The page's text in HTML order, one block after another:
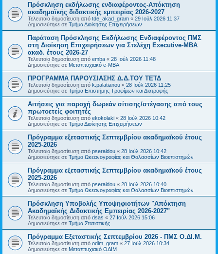
Πρόσκληση εκδήλωσης ενδιαφέροντος-Απόκτηση
ακαδημαϊκής διδακτικής εμπειρίας 2026-2027
Τελευταία δημοσίευση από tde_akad_gram « 29 Ιούλ 2026 11:37
Δημοσιεύτηκε σε Τμήμα Διοίκησης Επιχειρήσεων
Παράταση Πρόσκλησης Εκδήλωσης Ενδιαφέροντος ΠΜΣ
στη Διοίκηση Επιχειρήσεων για Στελέχη Executive-MBΑ
ακαδ. έτους 2026-27
Τελευταία δημοσίευση από emba « 28 Ιούλ 2026 11:48
Δημοσιεύτηκε σε Μεταπτυχιακό e-MBA
ΠΡΟΓΡΑΜΜΑ ΠΑΡΟΥΣΙΑΣΗΣ Δ.Δ.ΤΟΥ ΤΕΤΔ
Τελευταία δημοσίευση από k.palatianou « 28 Ιούλ 2026 11:25
Δημοσιεύτηκε σε Τμήμα Επιστήμης Τροφίμων και Διατροφής
Αιτήσεις για παροχή δωρεάν σίτισης/στέγασης από τους
πρωτοετείς φοιτητές
Τελευταία δημοσίευση από ekokolaki « 28 Ιούλ 2026 10:42
Δημοσιεύτηκε σε Τμήμα Διοίκησης Επιχειρήσεων
Πρόγραμμα εξεταστικής Σεπτεμβρίου ακαδημαϊκού έτους
2025-2026
Τελευταία δημοσίευση από pseraidou « 28 Ιούλ 2026 10:42
Δημοσιεύτηκε σε Τμήμα Ωκεανογραφίας και Θαλασσίων Βιοεπιστημών
Πρόγραμμα εξεταστικής Σεπτεμβρίου ακαδημαϊκού έτους
2025-2026
Τελευταία δημοσίευση από pseraidou « 28 Ιούλ 2026 10:40
Δημοσιεύτηκε σε Τμήμα Ωκεανογραφίας και Θαλασσίων Βιοεπιστημών
Πρόσκληση Υποβολής Υποψηφιοτήτων "Απόκτηση
Ακαδημαϊκής Διδακτικής Εμπειρίας 2026-2027"
Τελευταία δημοσίευση από dsas « 27 Ιούλ 2026 15:06
Δημοσιεύτηκε σε Τμήμα Στατιστικής
Πρόγραμμα Εξεταστικής Σεπτεμβρίου 2026 - ΠΜΣ Ο.ΔΙ.Μ.
Τελευταία δημοσίευση από odim_gram « 27 Ιούλ 2026 10:34
Δημοσιεύτηκε σε Μεταπτυχιακό ΟΔΙΜ